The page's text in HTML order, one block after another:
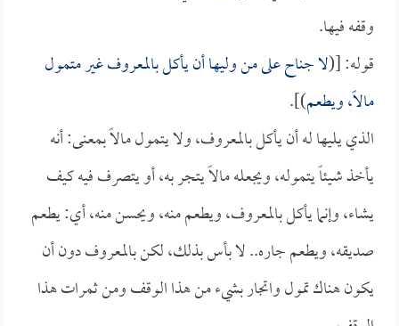
وقفه فيها.
قوله: [(لا جناح على من وليها أن يأكل بالمعروف غير متمول
مالاً، ويطعم)].
الذي يليها له أن يأكل بالمعروف، ولا يتمول مالاً بمعنى: أنه
يأخذ شيئاً يتموله، ويجعله مالاً يتجر به، أو يتصرف فيه كيف
يشاء، وإنما يأكل بالمعروف، ويطعم منه، ويحسن منه، أي: يطعم
صديقه، ويطعم جاره.. لا بأس بذلك، لكن بالمعروف دون أن
يكون هناك تمول واتجار بشيء من هذا الوقف ومن ثمرات هذا